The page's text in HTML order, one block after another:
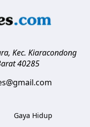
Kec. Kiaracondong
40285
Gaya Hidup